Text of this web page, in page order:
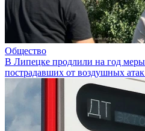
Общество
В Липецке продлили на год
пострадавших от воздушных